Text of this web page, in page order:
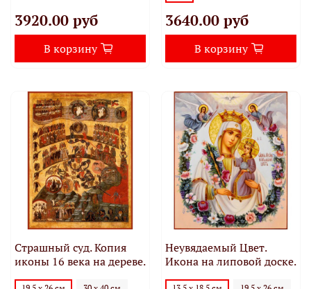
3920.00 руб
В корзину
3640.00 руб
В корзину
Страшный суд. Копия
иконы 16 века на дереве.
Неувядаемый Цвет.
Икона на липовой доске.